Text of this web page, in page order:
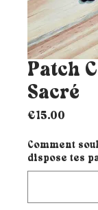
Patch
Sacré
€15.00
Comment
dispose tes